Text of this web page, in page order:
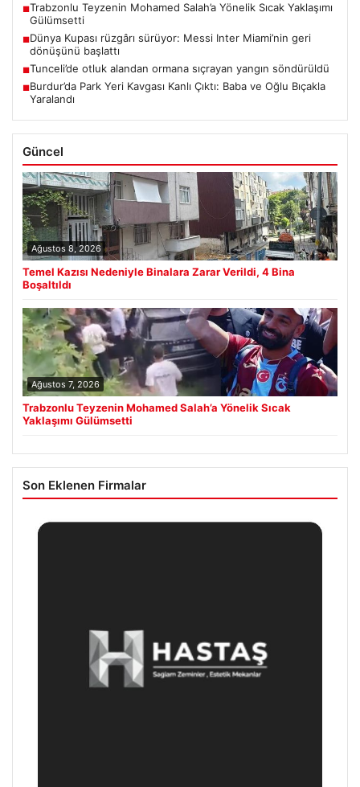
■Trabzonlu Teyzenin Mohamed Salah’a Yönelik Sıcak Yaklaşımı
Gülümsetti
■Dünya Kupası rüzgârı sürüyor: Messi Inter Miami’nin geri
dönüşünü başlattı
■Tunceli’de otluk alandan ormana sıçrayan yangın söndürüldü
■Burdur’da Park Yeri Kavgası Kanlı Çıktı: Baba ve Oğlu Bıçakla
Yaralandı
Güncel
Ağustos 8, 2026
Temel Kazısı Nedeniyle Binalara Zarar Verildi, 4 Bina
Boşaltıldı
Ağustos 7, 2026
Trabzonlu Teyzenin Mohamed Salah’a Yönelik Sıcak
Yaklaşımı Gülümsetti
Son Eklenen Firmalar